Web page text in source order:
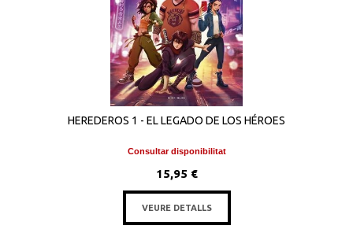
HEREDEROS 1 - EL LEGADO DE LOS HÉROES
Consultar disponibilitat
15,95 €
VEURE DETALLS